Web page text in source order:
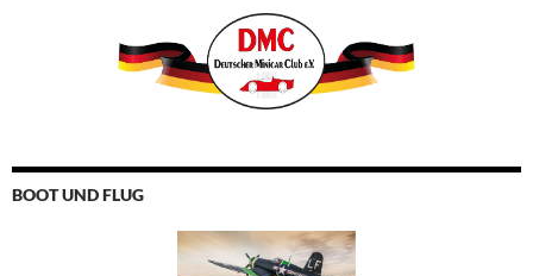
BOOT UND FLUG